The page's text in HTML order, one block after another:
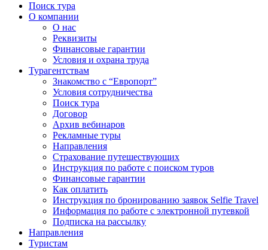
Поиск тура
О компании
О нас
Реквизиты
Финансовые гарантии
Условия и охрана труда
Турагентствам
Знакомство с “Европорт”
Условия сотрудничества
Поиск тура
Договор
Архив вебинаров
Рекламные туры
Направления
Страхование путешествующих
Инструкция по работе с поиском туров
Финансовые гарантии
Как оплатить
Инструкция по бронированию заявок Selfie Travel
Информация по работе с электронной путевкой
Подписка на рассылку
Направления
Туристам